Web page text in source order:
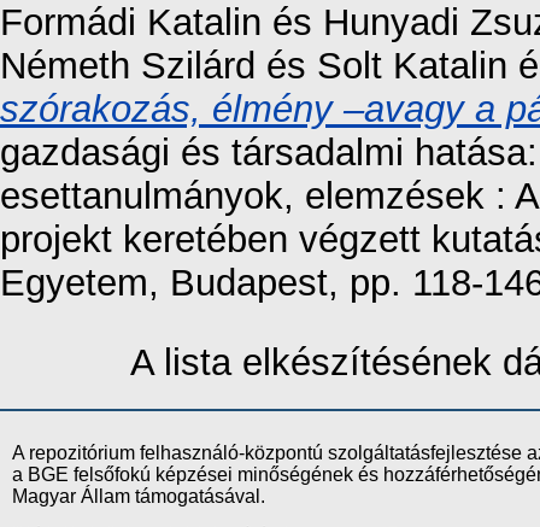
Formádi Katalin és Hunyadi
Németh Szilárd és Solt Katalin
szórakozás, élmény –avagy a
gazdasági és társadalmi
esettanulmányok, elemzések :
projekt keretében végzett
Egyetem, Budapest, pp. 118-
A lista elkészítésének
A repozitórium felhasználó-központú szolgáltatásfejlesztése
a BGE felsőfokú képzései minőségének és
Magyar Állam támogatásával.